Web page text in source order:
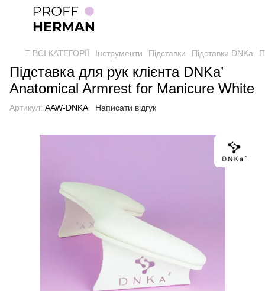
Ξ ВСІ КАТЕГОРІЇ Інструменти Підставки Підставки DNKa
Підставка для рук клієнта DNKa’
Anatomical Armrest for Manicure White
Артикул: AAW-DNKA Написати відгук